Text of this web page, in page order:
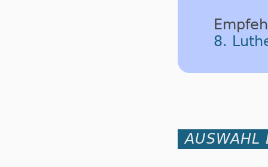
8.
AUSWAHL